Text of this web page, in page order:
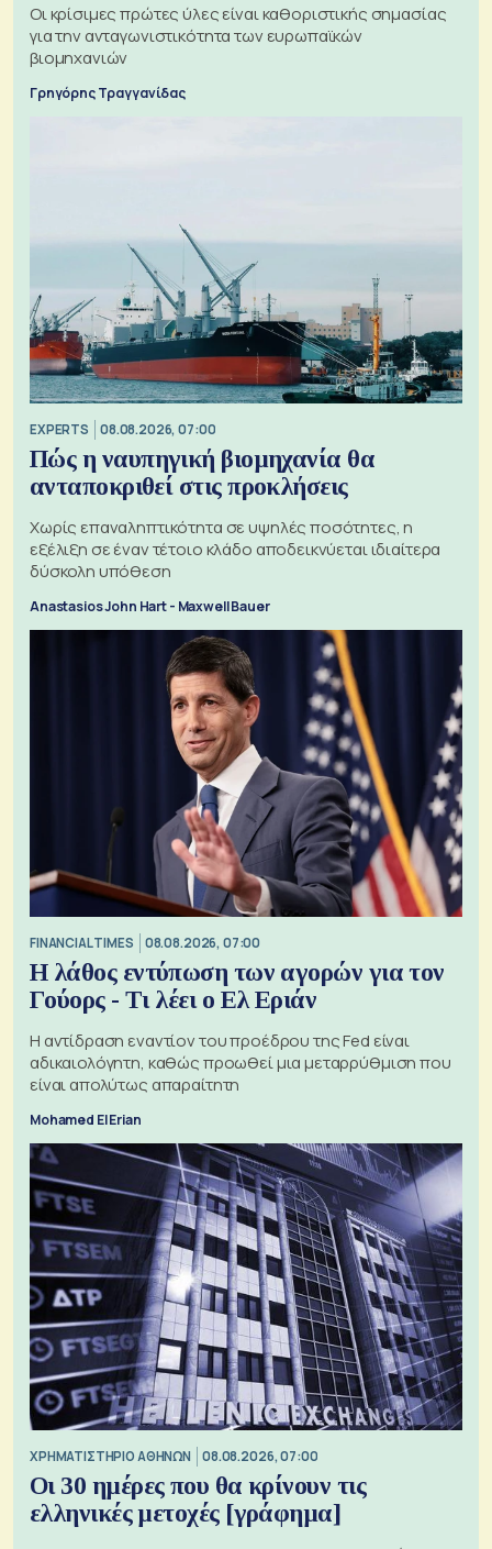
Οι κρίσιμες πρώτες ύλες είναι καθοριστικής σημασίας
για την ανταγωνιστικότητα των ευρωπαϊκών
βιομηχανιών
Γρηγόρης Τραγγανίδας
EXPERTS 08.08.2026, 07:00
Πώς η ναυπηγική βιομηχανία θα
ανταποκριθεί στις προκλήσεις
Χωρίς επαναληπτικότητα σε υψηλές ποσότητες, η
εξέλιξη σε έναν τέτοιο κλάδο αποδεικνύεται ιδιαίτερα
δύσκολη υπόθεση
Anastasios John Hart - Maxwell Bauer
FINANCIAL TIMES 08.08.2026, 07:00
Η λάθος εντύπωση των αγορών για τον
Γούορς - Τι λέει ο Ελ Εριάν
Η αντίδραση εναντίον του προέδρου της Fed είναι
αδικαιολόγητη, καθώς προωθεί μια μεταρρύθμιση που
είναι απολύτως απαραίτητη
Mohamed El Erian
XΡΗΜΑΤΙΣΤΗΡΙΟ ΑΘΗΝΩΝ 08.08.2026, 07:00
Οι 30 ημέρες που θα κρίνουν τις
ελληνικές μετοχές [γράφημα]